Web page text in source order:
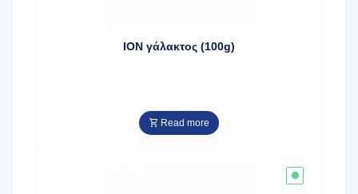
ΙΟΝ γάλακτος (100g)
Read more